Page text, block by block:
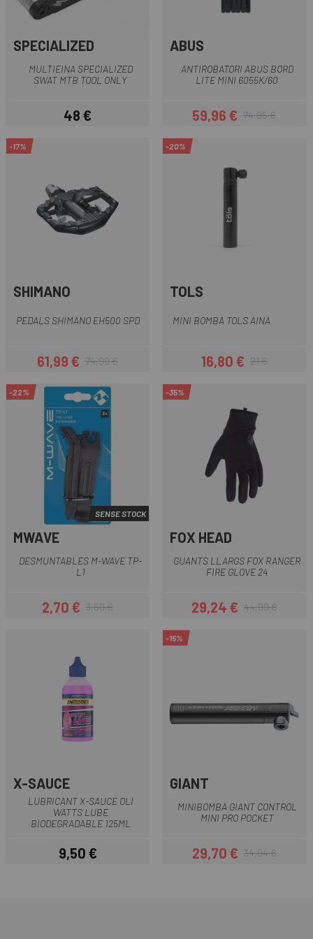
SPECIALIZED
MULTIEINA SPECIALIZED
SWAT MTB TOOL ONLY
Preu
48 €
ABUS
ANTIROBATORI ABUS BORD
LITE MINI 6055K/60
Preu
59,96 €Preu regular
74,95 €
-17%
SHIMANO
PEDALS SHIMANO EH500 SPD
Preu
61,99 €Preu regular
74,99 €
-20%
TOLS
MINI BOMBA TOLS AINA
Preu
16,80 €Preu regular
21 €
-22%
SENSE STOCK
MWAVE
DESMUNTABLES M-WAVE TP-
L1
Preu
2,70 €Preu regular
3,50 €
-35%
FOX HEAD
GUANTS LLARGS FOX RANGER
FIRE GLOVE 24
Preu
29,24 €Preu regular
44,99 €
X-SAUCE
LUBRICANT X-SAUCE OLI
WATTS LUBE
BIODEGRADABLE 125ML
Preu
9,50 €
-15%
GIANT
MINIBOMBA GIANT CONTROL
MINI PRO POCKET
Preu
29,70 €Preu regular
34,94 €